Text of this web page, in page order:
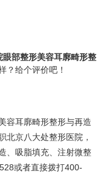
部整形美容耳廓畸形整
？给个评价吧！
容耳廓畸形整形与再造
北京八大处整形医院，
、吸脂填充、注射微整
或者直接拨打400-